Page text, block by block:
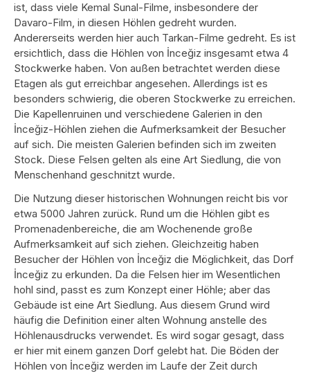
ist, dass viele Kemal Sunal-Filme, insbesondere der
Davaro-Film, in diesen Höhlen gedreht wurden.
Andererseits werden hier auch Tarkan-Filme gedreht. Es ist
ersichtlich, dass die Höhlen von İnceğiz insgesamt etwa 4
Stockwerke haben. Von außen betrachtet werden diese
Etagen als gut erreichbar angesehen. Allerdings ist es
besonders schwierig, die oberen Stockwerke zu erreichen.
Die Kapellenruinen und verschiedene Galerien in den
İnceğiz-Höhlen ziehen die Aufmerksamkeit der Besucher
auf sich. Die meisten Galerien befinden sich im zweiten
Stock. Diese Felsen gelten als eine Art Siedlung, die von
Menschenhand geschnitzt wurde.
Die Nutzung dieser historischen Wohnungen reicht bis vor
etwa 5000 Jahren zurück. Rund um die Höhlen gibt es
Promenadenbereiche, die am Wochenende große
Aufmerksamkeit auf sich ziehen. Gleichzeitig haben
Besucher der Höhlen von İnceğiz die Möglichkeit, das Dorf
İnceğiz zu erkunden. Da die Felsen hier im Wesentlichen
hohl sind, passt es zum Konzept einer Höhle; aber das
Gebäude ist eine Art Siedlung. Aus diesem Grund wird
häufig die Definition einer alten Wohnung anstelle des
Höhlenausdrucks verwendet. Es wird sogar gesagt, dass
er hier mit einem ganzen Dorf gelebt hat. Die Böden der
Höhlen von İnceğiz werden im Laufe der Zeit durch